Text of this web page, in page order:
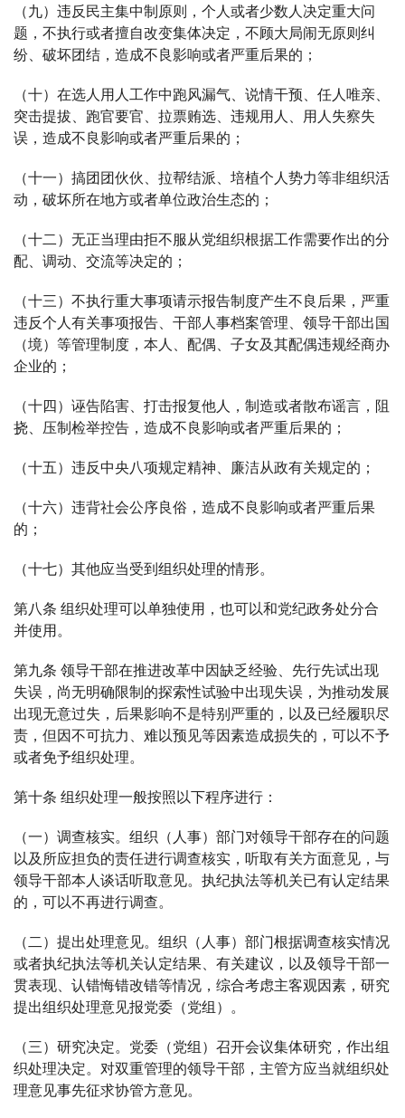
（九）违反民主集中制原则，个人或者少数人决定重大问
题，不执行或者擅自改变集体决定，不顾大局闹无原则纠
纷、破坏团结，造成不良影响或者严重后果的；
（十）在选人用人工作中跑风漏气、说情干预、任人唯亲、
突击提拔、跑官要官、拉票贿选、违规用人、用人失察失
误，造成不良影响或者严重后果的；
（十一）搞团团伙伙、拉帮结派、培植个人势力等非组织活
动，破坏所在地方或者单位政治生态的；
（十二）无正当理由拒不服从党组织根据工作需要作出的分
配、调动、交流等决定的；
（十三）不执行重大事项请示报告制度产生不良后果，严重
违反个人有关事项报告、干部人事档案管理、领导干部出国
（境）等管理制度，本人、配偶、子女及其配偶违规经商办
企业的；
（十四）诬告陷害、打击报复他人，制造或者散布谣言，阻
挠、压制检举控告，造成不良影响或者严重后果的；
（十五）违反中央八项规定精神、廉洁从政有关规定的；
（十六）违背社会公序良俗，造成不良影响或者严重后果
的；
（十七）其他应当受到组织处理的情形。
第八条 组织处理可以单独使用，也可以和党纪政务处分合
并使用。
第九条 领导干部在推进改革中因缺乏经验、先行先试出现
失误，尚无明确限制的探索性试验中出现失误，为推动发展
出现无意过失，后果影响不是特别严重的，以及已经履职尽
责，但因不可抗力、难以预见等因素造成损失的，可以不予
或者免予组织处理。
第十条 组织处理一般按照以下程序进行：
（一）调查核实。组织（人事）部门对领导干部存在的问题
以及所应担负的责任进行调查核实，听取有关方面意见，与
领导干部本人谈话听取意见。执纪执法等机关已有认定结果
的，可以不再进行调查。
（二）提出处理意见。组织（人事）部门根据调查核实情况
或者执纪执法等机关认定结果、有关建议，以及领导干部一
贯表现、认错悔错改错等情况，综合考虑主客观因素，研究
提出组织处理意见报党委（党组）。
（三）研究决定。党委（党组）召开会议集体研究，作出组
织处理决定。对双重管理的领导干部，主管方应当就组织处
理意见事先征求协管方意见。